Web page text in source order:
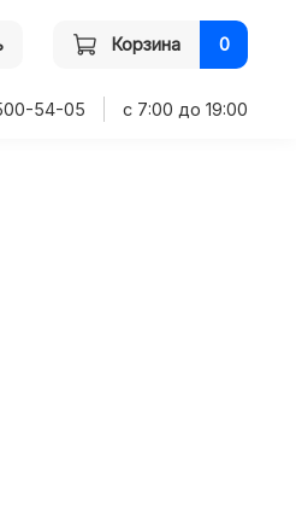
Корзина 0
54-05 с 7:00 до 19:00